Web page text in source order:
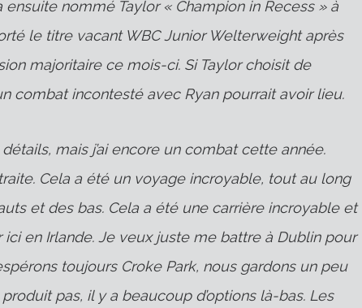
nommé Taylor « Champion in Recess » à
le titre vacant WBC Junior Welterweight après
majoritaire ce mois-ci. Si Taylor choisit de
combat incontesté avec Ryan pourrait avoir lieu.
mais j’ai encore un combat cette année.
Cela a été un voyage incroyable, tout au long
et des bas. Cela a été une carrière incroyable et
en Irlande. Je veux juste me battre à Dublin pour
toujours Croke Park, nous gardons un peu
pas, il y a beaucoup d’options là-bas. Les